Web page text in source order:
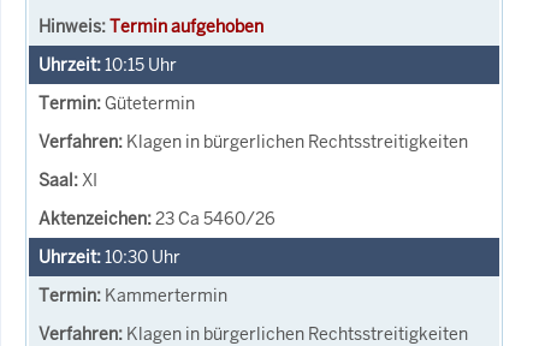
Termin aufgehoben
10:15 Uhr
Gütetermin
Klagen in bürgerlichen Rechtsstreitigkeiten
XI
23 Ca 5460/26
10:30 Uhr
Kammertermin
Klagen in bürgerlichen Rechtsstreitigkeiten